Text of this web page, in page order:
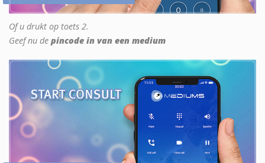
Of u drukt op toets 2.
Geef nu de pincode in van een medium